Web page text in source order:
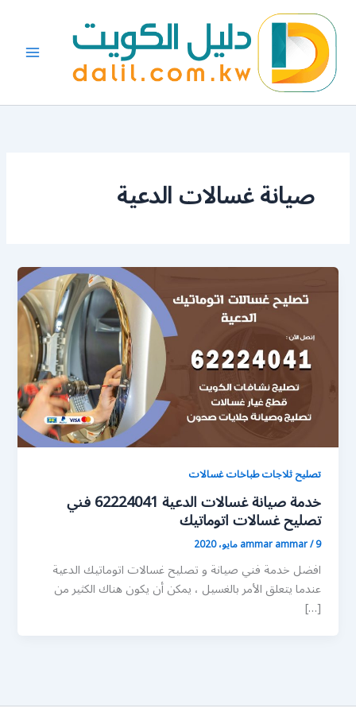
المحتوى
صيانة غسالات الدعية
تصليح ثلاجات طباخات غسالات
خدمة صيانة غسالات الدعية 62224041 فني
تصليح غسالات اتوماتيك
ammar ammar/9 مايو، 2020
افضل خدمة فني صيانة و تصليح غسالات اتوماتيك الدعية
عندما يتعلق الأمر بالغسيل ، يمكن أن يكون هناك الكثير من
[…]